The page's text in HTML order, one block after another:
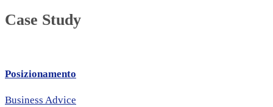
Case Study
Posizionamento
Business Advice